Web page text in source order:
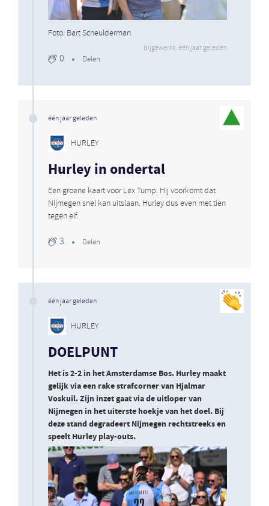
Foto: Bart Scheulderman
bijgewerkt: één jaar geleden
0 Delen
één jaar geleden
HURLEY
Hurley in ondertal
Een groene kaart voor Lex Tump. Hij voorkomt dat
Nijmegen snel kan uitslaan. Hurley dus even met tien
tegen elf.
3 Delen
één jaar geleden
HURLEY
DOELPUNT
Het is 2-2 in het Amsterdamse Bos. Hurley maakt
gelijk via een rake strafcorner van Hjalmar
Voskuil. Zijn inzet gaat via de uitloper van
Nijmegen in het uiterste hoekje van het doel. Bij
deze stand degradeert Nijmegen rechtstreeks en
speelt Hurley play-outs.